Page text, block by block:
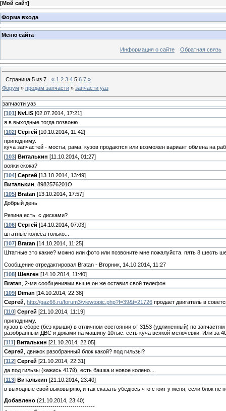
[Мой сайт]
Форма входа
Меню сайта
Информация о сайте Обратная связь
Страница 5 из 7 « 1 2 3 4 5 6 7 »
Форум » продам запчасти » запчасти уаз
запчасти уаз
[101 ] NvLiS [02.07.2014, 17:21]
я в выходные тогда позвоню
[102] Сергей [10.10.2014, 11:42]
приподниму.
куча запчастей - мосты, рама, кузов продаются или возможен вариант обмена на
[103] Виталькин [11.10.2014, 01:27]
вояки скока?
[104] Сергей [13.10.2014, 13:49]
Виталькин , 8982576201О
[105] Bratan [13.10.2014, 17:57]
Добрый день
Резина есть с дисками?
[106] Сергей [14.10.2014, 07:03]
штатные колеса только...
[107] Bratan [14.10.2014, 11:25]
Штатные это какие? можно или фото или позвоните мне пожалуйста. пять 8 шесть
Сообщение отредактировал Bratan - Вторник, 14.10.2014, 11:27
[108] Шевген [14.10.2014, 11:40]
Bratan , 2-мя сообщениями выше он же оставил свой телефон
[109] Diman [14.10.2014, 22:38]
Сергей
http://gaz66.ru/forum3/viewtopic.php?f=39&t=21726 продает двигатель в
[110] Сергей [21.10.2014, 11:19]
приподниму.
кузов в сборе (без крыши) в отличном состоянии от 3153 (удлиненный) по
разобранным ДВС и доками на машину 10тыс. есть куча всякой мелочевки. Или за
[111 ] Виталькин [21.10.2014, 22:05]
Сергей , движок разобранный блок какой? под гильзы?
[112] Сергей [21.10.2014, 22:31]
да под гильзы (кажись 417й), есть башка и новое колено....
[113] Виталькин [21.10.2014, 23:40]
в выходные свой выковыряю, и так сказать убедюсь что стоит у меня, если блок не
Добавлено (21.10.2014, 23:40)
---------------------------------------------